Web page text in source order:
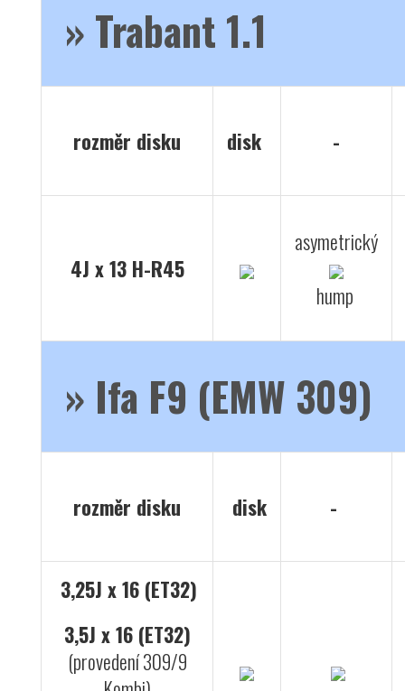
» Trabant 1.1
rozměr disku disk -
4J x 13 H-R45
asymetrický
hump
» Ifa F9 (EMW 309)
rozměr disku disk -
3,25J x 16 (ET32)
3,5J x 16 (ET32)
(provedení 309/9